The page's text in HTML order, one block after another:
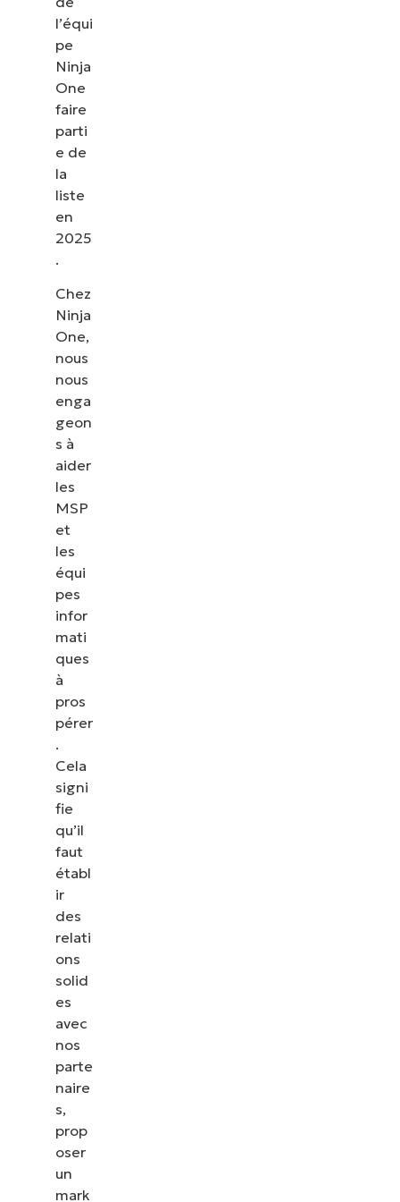
l’équi
pe
Ninja
One
faire
parti
e de
la
liste
en
2025
.
Chez
Ninja
One,
nous
nous
enga
geon
s à
aider
les
MSP
et
les
équi
pes
infor
mati
ques
à
pros
pérer
.
Cela
signi
fie
qu’il
faut
établ
ir
des
relati
ons
solid
es
avec
nos
parte
naire
s,
prop
oser
un
mark